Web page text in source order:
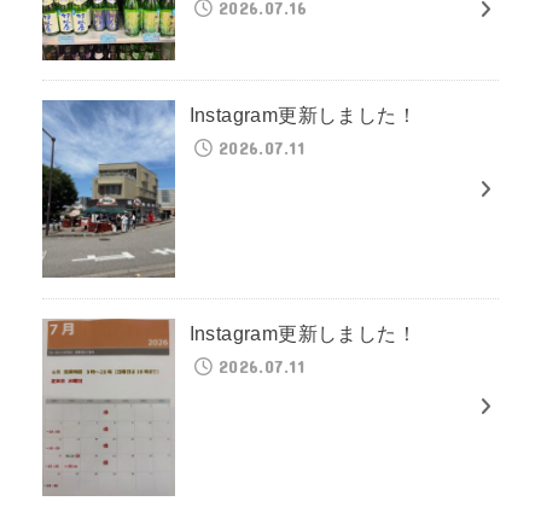
2026.07.16
Instagram更新しました！
2026.07.11
Instagram更新しました！
2026.07.11